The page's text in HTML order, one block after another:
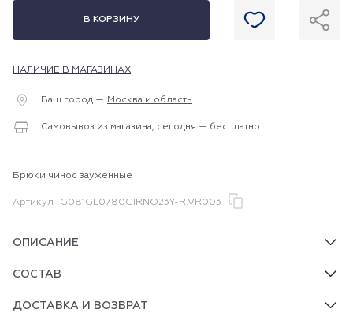
В КОРЗИНУ
НАЛИЧИЕ В МАГАЗИНАХ
Ваш город — Москва и область
Самовывоз из магазина, сегодня — бесплатно
Брюки чинос зауженные
Артикул G081GL0780GIRNO23Y-R.VR003
ОПИСАНИЕ
СОСТАВ
ДОСТАВКА И ВОЗВРАТ